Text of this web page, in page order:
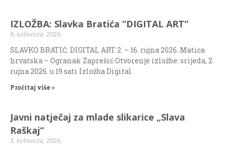
IZLOŽBA: Slavka Bratića “DIGITAL ART”
6. kolovoza, 2026.
SLAVKO BRATIĆ: DIGITAL ART 2. – 16. rujna 2026. Matica
hrvatska – Ogranak Zaprešić Otvorenje izložbe: srijeda, 2.
rujna 2026. u 19 sati Izložba Digital
Pročitaj više »
Javni natječaj za mlade slikarice „Slava
Raškaj“
3. kolovoza, 2026.